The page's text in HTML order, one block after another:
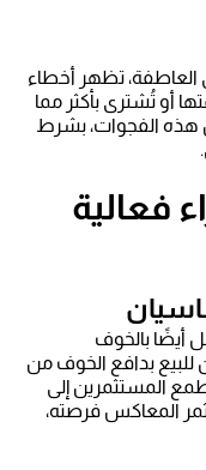
العاطفة، تظهر أخطاء
أو تُشترى بأكثر مما
هذه الفجوات، بشرط
فعالية
أيضًا بالخوف
للبيع بدافع الخوف من
المستثمرين إلى
المعاكس فرصته،